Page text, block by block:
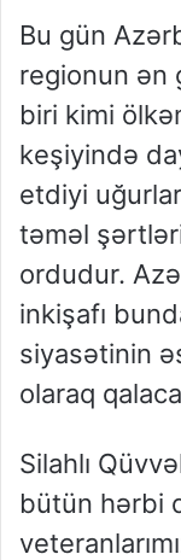
Bu gün
regionun ən
biri kimi
keşiyində
etdiyi
təməl
ordudur.
inkişafı
siyasətinin
olaraq
Silahlı
bütün hərbi